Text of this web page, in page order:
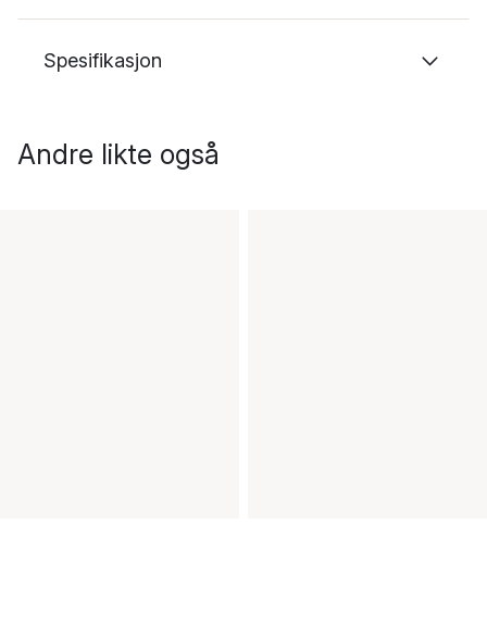
Spesifikasjon
Andre likte også